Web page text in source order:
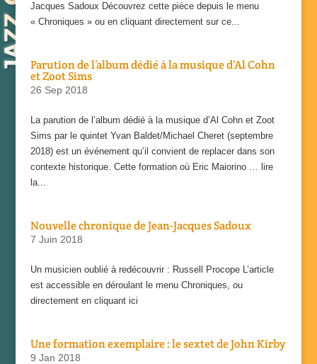
Jacques Sadoux Découvrez cette pièce depuis le menu
« Chroniques » ou en cliquant directement sur ce...
Parution de l’album dédié à la musique d’Al Cohn
et Zoot Sims
26 Sep 2018
La parution de l’album dédié à la musique d’Al Cohn et Zoot
Sims par le quintet Yvan Baldet/Michael Cheret (septembre
2018) est un événement qu’il convient de replacer dans son
contexte historique. Cette formation où Eric Maiorino … lire
la...
Nouvelle chronique de Jean-Jacques Sadoux
7 Juin 2018
Un musicien oublié à redécouvrir : Russell Procope L’article
est accessible en déroulant le menu Chroniques, ou
directement en cliquant ici
Une formation exemplaire : le sextet de John Kirby
9 Jan 2018